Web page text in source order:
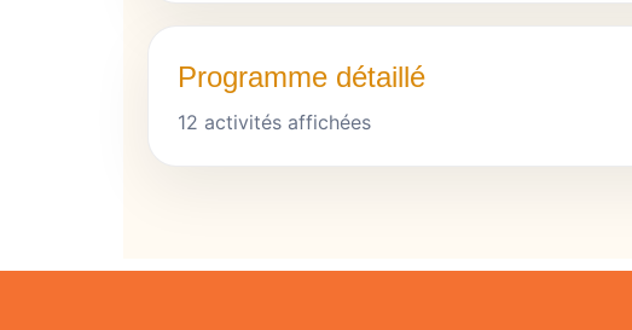
Programme détaillé
12 activités affichées